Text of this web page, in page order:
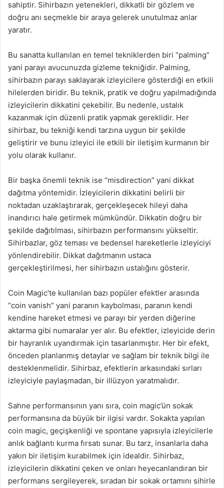
sahiptir. Sihirbazın yetenekleri, dikkatli bir gözlem ve
doğru anı seçmekle bir araya gelerek unutulmaz anlar
yaratır.
Bu sanatta kullanılan en temel tekniklerden biri “palming”
yani parayı avucunuzda gizleme tekniğidir. Palming,
sihirbazın parayı saklayarak izleyicilere gösterdiği en etkili
hilelerden biridir. Bu teknik, pratik ve doğru yapılmadığında
izleyicilerin dikkatini çekebilir. Bu nedenle, ustalık
kazanmak için düzenli pratik yapmak gereklidir. Her
sihirbaz, bu tekniği kendi tarzına uygun bir şekilde
geliştirir ve bunu izleyici ile etkili bir iletişim kurmanın bir
yolu olarak kullanır.
Bir başka önemli teknik ise “misdirection” yani dikkat
dağıtma yöntemidir. İzleyicilerin dikkatini belirli bir
noktadan uzaklaştırarak, gerçekleşecek hileyi daha
inandırıcı hale getirmek mümkündür. Dikkatin doğru bir
şekilde dağıtılması, sihirbazın performansını yükseltir.
Sihirbazlar, göz teması ve bedensel hareketlerle izleyiciyi
yönlendirebilir. Dikkat dağıtmanın ustaca
gerçekleştirilmesi, her sihirbazın ustalığını gösterir.
Coin Magic’te kullanılan bazı popüler efektler arasında
“coin vanish” yani paranın kaybolması, paranın kendi
kendine hareket etmesi ve parayı bir yerden diğerine
aktarma gibi numaralar yer alır. Bu efektler, izleyicide derin
bir hayranlık uyandırmak için tasarlanmıştır. Her bir efekt,
önceden planlanmış detaylar ve sağlam bir teknik bilgi ile
desteklenmelidir. Sihirbaz, efektlerin arkasındaki sırları
izleyiciyle paylaşmadan, bir illüzyon yaratmalıdır.
Sahne performansının yanı sıra, coin magic’ün sokak
performansına da büyük bir ilgisi vardır. Sokakta yapılan
coin magic, geçişkenliği ve spontane yapısıyla izleyicilerle
anlık bağlantı kurma fırsatı sunar. Bu tarz, insanlarla daha
yakın bir iletişim kurabilmek için idealdir. Sihirbaz,
izleyicilerin dikkatini çeken ve onları heyecanlandıran bir
performans sergileyerek, sıradan bir sokak ortamını sihirle